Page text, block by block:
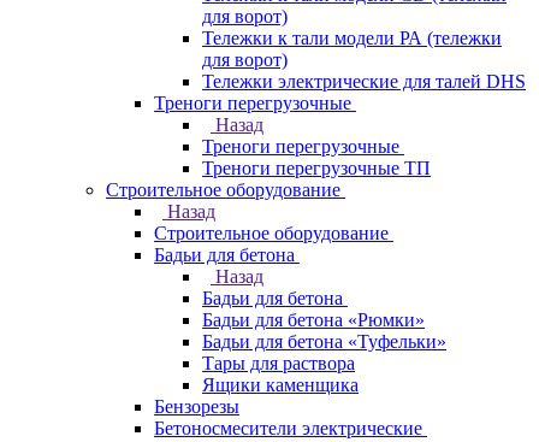
для ворот)
Тележки к тали модели РА (тележки
для ворот)
Тележки электрические для талей DHS
Треноги перегрузочные
Назад
Треноги перегрузочные
Треноги перегрузочные ТП
Строительное оборудование
Назад
Строительное оборудование
Бадьи для бетона
Назад
Бадьи для бетона
Бадьи для бетона «Рюмки»
Бадьи для бетона «Туфельки»
Тары для раствора
Ящики каменщика
Бензорезы
Бетоносмесители электрические